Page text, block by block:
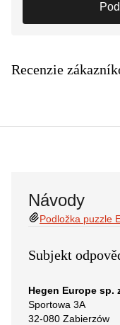
Recenzie
Návody
Podložka puzzle
Subjekt
Hegen Europe sp.
Sportowa 3A
32-080 Zabierzów